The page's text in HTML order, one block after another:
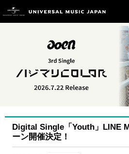
Digital Single「Youth」LINE
ーン開催決定！